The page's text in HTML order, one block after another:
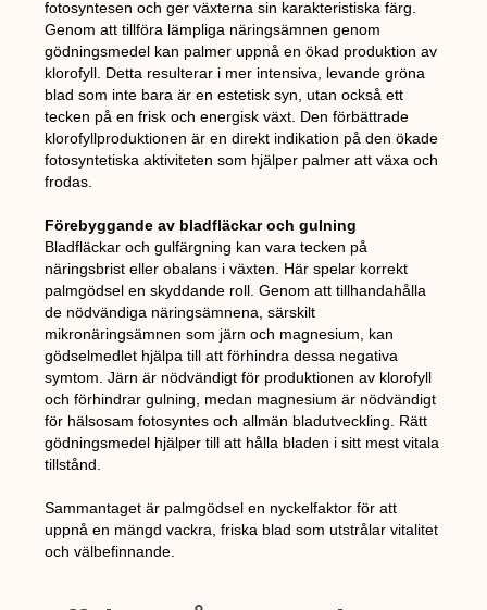
fotosyntesen och ger växterna sin karakteristiska färg.
Genom att tillföra lämpliga näringsämnen genom
gödningsmedel kan palmer uppnå en ökad produktion av
klorofyll. Detta resulterar i mer intensiva, levande gröna
blad som inte bara är en estetisk syn, utan också ett
tecken på en frisk och energisk växt. Den förbättrade
klorofyllproduktionen är en direkt indikation på den ökade
fotosyntetiska aktiviteten som hjälper palmer att växa och
frodas.
Förebyggande av bladfläckar och gulning
Bladfläckar och gulfärgning kan vara tecken på
näringsbrist eller obalans i växten. Här spelar korrekt
palmgödsel en skyddande roll. Genom att tillhandahålla
de nödvändiga näringsämnena, särskilt
mikronäringsämnen som järn och magnesium, kan
gödselmedlet hjälpa till att förhindra dessa negativa
symtom. Järn är nödvändigt för produktionen av klorofyll
och förhindrar gulning, medan magnesium är nödvändigt
för hälsosam fotosyntes och allmän bladutveckling. Rätt
gödningsmedel hjälper till att hålla bladen i sitt mest vitala
tillstånd.
Sammantaget är palmgödsel en nyckelfaktor för att
uppnå en mängd vackra, friska blad som utstrålar vitalitet
och välbefinnande.